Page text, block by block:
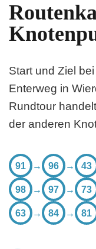
Start und Ziel
Enterweg in
Rundtour
der anderen
91 → 96 → 43
98 → 97 → 73
63 → 84 → 81